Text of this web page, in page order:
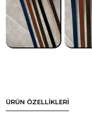
ÜRÜN ÖZELLIKLERI